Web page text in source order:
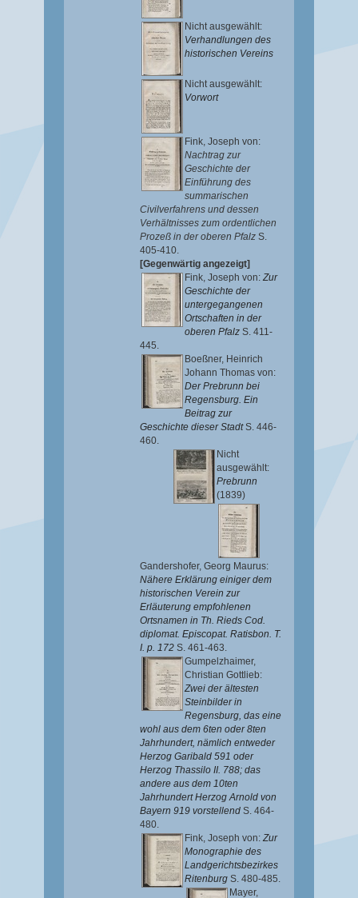
Nicht ausgewählt:
Verhandlungen des
historischen Vereins
Nicht ausgewählt:
Vorwort
Fink, Joseph von:
Nachtrag zur
Geschichte der
Einführung des
summarischen
Civilverfahrens und dessen
Verhältnisses zum ordentlichen
Prozeß in der oberen Pfalz S.
405-410.
[Gegenwärtig angezeigt]
Fink, Joseph von:Zur
Geschichte der
untergegangenen
Ortschaften in der
oberen Pfalz S. 411-
445.
Boeßner, Heinrich
Johann Thomas von:
Der Prebrunn bei
Regensburg. Ein
Beitrag zur
Geschichte dieser StadtS. 446-
460.
Nicht
ausgewählt:
Prebrunn
(1839)
Gandershofer, Georg Maurus:
Nähere Erklärung einiger dem
historischen Verein zur
Erläuterung empfohlenen
Ortsnamen in Th. Rieds Cod.
diplomat. Episcopat. Ratisbon. T.
I. p. 172 S. 461-463.
Gumpelzhaimer,
Christian Gottlieb:
Zwei der ältesten
Steinbilder in
Regensburg, das eine
wohl aus dem 6ten oder 8ten
Jahrhundert, nämlich entweder
Herzog Garibald 591 oder
Herzog Thassilo II. 788; das
andere aus dem 10ten
Jahrhundert Herzog Arnold von
Bayern 919 vorstellend S. 464-
480.
Fink, Joseph von:Zur
Monographie des
Landgerichtsbezirkes
Ritenburg S. 480-485.
Mayer,